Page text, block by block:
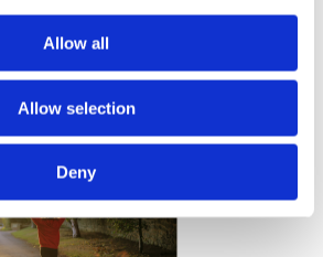
Allow all
Allow selection
Deny
problémát jelent.